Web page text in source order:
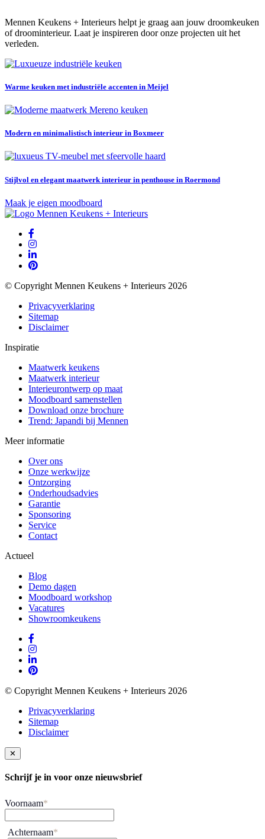
Mennen Keukens + Interieurs helpt je graag aan jouw droomkeuken
of droominterieur. Laat je inspireren door onze projecten uit het
verleden.
Warme keuken met industriële accenten in Meijel
Modern en minimalistisch interieur in Boxmeer
Stijlvol en elegant maatwerk interieur in penthouse in Roermond
Maak je eigen moodboard
© Copyright Mennen Keukens + Interieurs 2026
Privacyverklaring
Sitemap
Disclaimer
Inspiratie
Maatwerk keukens
Maatwerk interieur
Interieurontwerp op maat
Moodboard samenstellen
Download onze brochure
Trend: Japandi bij Mennen
Meer informatie
Over ons
Onze werkwijze
Ontzorging
Onderhoudsadvies
Garantie
Sponsoring
Service
Contact
Actueel
Blog
Demo dagen
Moodboard workshop
Vacatures
Showroomkeukens
© Copyright Mennen Keukens + Interieurs 2026
Privacyverklaring
Sitemap
Disclaimer
✕
Schrijf je in voor onze nieuwsbrief
Voornaam*
Achternaam*